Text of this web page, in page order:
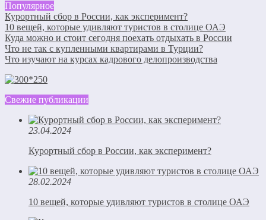
Популярное
Курортный сбор в России, как эксперимент?
10 вещей, которые удивляют туристов в столице ОАЭ
Куда можно и стоит сегодня поехать отдыхать в России
Что не так с купленными квартирами в Турции?
Что изучают на курсах кадрового делопроизводства
Свежие публикации
23.04.2024
Курортный сбор в России, как эксперимент?
28.02.2024
10 вещей, которые удивляют туристов в столице ОАЭ